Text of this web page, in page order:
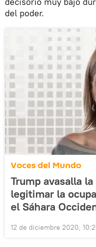
del poder.
Voces del Mundo
Trump avasalla
legitimar la
el Sáhara
12 de diciembre 2020,